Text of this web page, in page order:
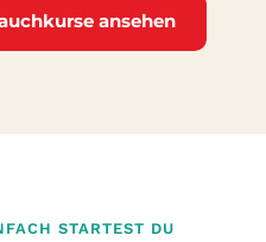
ansehen
STARTEST DU